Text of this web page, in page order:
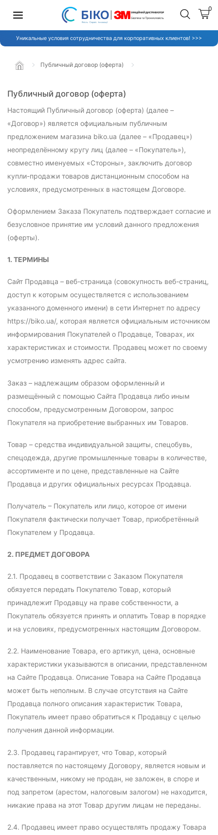
0
Уникальные условия сотрудничества для корпоративных клиентов! >>>
Публичный договор (оферта)
Публичный договор (оферта)
Настоящий Публичный договор (оферта) (далее –
«Договор») является официальным публичным
предложением магазина biko.ua (далее – «Продавец»)
неопределённому кругу лиц (далее – «Покупатель»),
совместно именуемых «Стороны», заключить договор
купли-продажи товаров дистанционным способом на
условиях, предусмотренных в настоящем Договоре.
Оформлением Заказа Покупатель подтверждает согласие и
безусловное принятие им условий данного предложения
(оферты).
1. ТЕРМИНЫ
Сайт Продавца – веб-страница (совокупность веб-страниц,
доступ к которым осуществляется с использованием
указанного доменного имени) в сети Интернет по адресу
https://biko.ua/, которая является официальным источником
информирования Покупателей о Продавце, Товарах, их
характеристиках и стоимости. Продавец может по своему
усмотрению изменять адрес сайта.
Заказ – надлежащим образом оформленный и
размещённый с помощью Сайта Продавца либо иным
способом, предусмотренным Договором, запрос
Покупателя на приобретение выбранных им Товаров.
Товар – средства индивидуальной защиты, спецобувь,
спецодежда, другие промышленные товары в количестве,
ассортименте и по цене, представленные на Сайте
Продавца и других официальных ресурсах Продавца.
Получатель – Покупатель или лицо, которое от имени
Покупателя фактически получает Товар, приобретённый
Покупателем у Продавца.
2. ПРЕДМЕТ ДОГОВОРА
2.1. Продавец в соответствии с Заказом Покупателя
обязуется передать Покупателю Товар, который
принадлежит Продавцу на праве собственности, а
Покупатель обязуется принять и оплатить Товар в порядке
и на условиях, предусмотренных настоящим Договором.
2.2. Наименование Товара, его артикул, цена, основные
характеристики указываются в описании, представленном
на Сайте Продавца. Описание Товара на Сайте Продавца
может быть неполным. В случае отсутствия на Сайте
Продавца полного описания характеристик Товара,
Покупатель имеет право обратиться к Продавцу с целью
получения данной информации.
2.3. Продавец гарантирует, что Товар, который
поставляется по настоящему Договору, является новым и
качественным, никому не продан, не заложен, в споре и
под запретом (арестом, налоговым залогом) не находится,
никакие права на этот Товар другим лицам не переданы.
2.4. Продавец имеет право осуществлять продажу Товара